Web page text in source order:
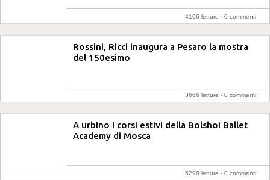
4106 letture - 0 commenti
Rossini, Ricci inaugura a Pesaro la mostra
del 150esimo
3666 letture - 0 commenti
A urbino i corsi estivi della Bolshoi Ballet
Academy di Mosca
5296 letture - 0 commenti